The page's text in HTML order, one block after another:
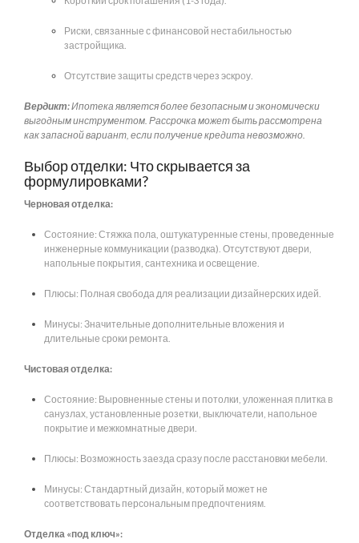
Риски, связанные с финансовой нестабильностью
застройщика.
Отсутствие защиты средств через эскроу.
Вердикт:Ипотека является более безопасным и экономически
выгодным инструментом. Рассрочка может быть рассмотрена
как запасной вариант, если получение кредита невозможно.
Выбор отделки: Что скрывается за
формулировками?
Черновая отделка:
Состояние: Стяжка пола, оштукатуренные стены, проведенные
инженерные коммуникации (разводка). Отсутствуют двери,
напольные покрытия, сантехника и освещение.
Плюсы: Полная свобода для реализации дизайнерских идей.
Минусы: Значительные дополнительные вложения и
длительные сроки ремонта.
Чистовая отделка:
Состояние: Выровненные стены и потолки, уложенная плитка в
санузлах, установленные розетки, выключатели, напольное
покрытие и межкомнатные двери.
Плюсы: Возможность заезда сразу после расстановки мебели.
Минусы: Стандартный дизайн, который может не
соответствовать персональным предпочтениям.
Отделка «под ключ»: